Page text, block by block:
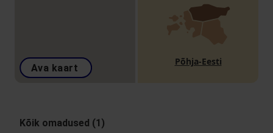
Ava kaart
Põhja-Eesti
Kõik omadused (1)